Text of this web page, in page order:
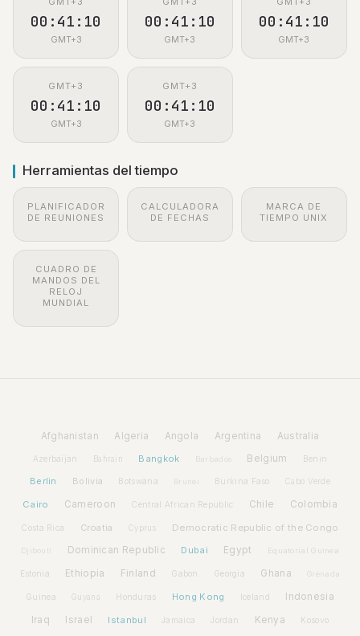
00:41:11
GMT+3
00:41:11
GMT+3
00:41:11
GMT+3
GMT+3
00:41:11
GMT+3
GMT+3
00:41:11
GMT+3
Herramientas del tiempo
PLANIFICADOR
DE REUNIONES
CALCULADORA
DE FECHAS
MARCA DE
TIEMPO UNIX
CUADRO DE
MANDOS DEL
RELOJ
MUNDIAL
Afghanistan Algeria Angola Argentina Australia
Azerbaijan Bahrain Bangkok Barbados Belgium Benin
Berlin Bolivia Botswana Brunei Burkina Faso Cabo Verde
Cairo Cameroon Central African Republic Chile Colombia
Costa Rica Croatia Cyprus Democratic Republic of the Congo
Djibouti Dominican Republic Dubai Egypt Equatorial Guinea
Estonia Ethiopia Finland Gabon Georgia Ghana Grenada
Guinea Guyana Honduras Hong Kong Iceland Indonesia
Iraq Israel Istanbul Jamaica Jordan Kenya Kosovo